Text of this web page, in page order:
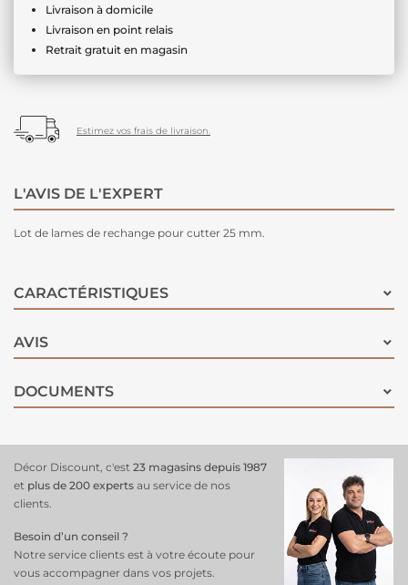
Livraison à domicile
Livraison en point relais
Retrait gratuit en magasin
Estimez vos frais de livraison.
L'AVIS DE L'EXPERT
Lot de lames de rechange pour cutter 25 mm.
CARACTÉRISTIQUES
AVIS
DOCUMENTS
Décor Discount, c'est 23 magasins depuis 1987
et plus de 200 experts au service de nos
clients.
Besoin d’un conseil ?
Notre service clients est à votre écoute pour
vous accompagner dans vos projets.